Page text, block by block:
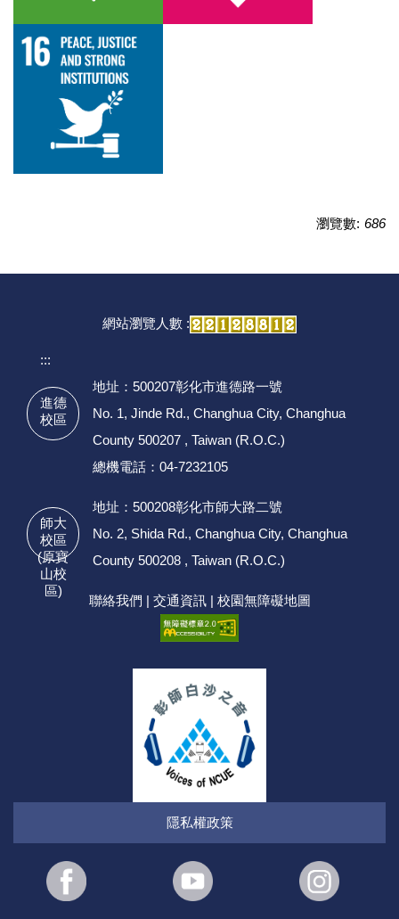
瀏覽數: 686
網站瀏覽人數 :
:::
進德
校區
地址：500207彰化市進德路一號
No. 1, Jinde Rd., Changhua City, Changhua
County 500207 , Taiwan (R.O.C.)
總機電話：04-7232105
師大
校區
(原寶
山校
區)
地址：500208彰化市師大路二號
No. 2, Shida Rd., Changhua City, Changhua
County 500208 , Taiwan (R.O.C.)
聯絡我們 | 交通資訊| 校園無障礙地圖
隱私權政策